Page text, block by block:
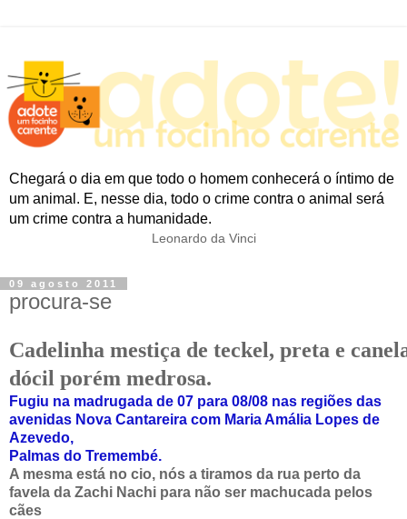
Chegará o dia em que todo o homem conhecerá o íntimo de
um animal. E, nesse dia, todo o crime contra o animal será
um crime contra a humanidade.
Leonardo da Vinci
09 agosto 2011
procura-se
Cadelinha mestiça de teckel, preta e
dócil porém medrosa.
Fugiu na madrugada de 07 para 08/08 nas regiões das
avenidas Nova Cantareira com Maria Amália Lopes de
Azevedo,
Palmas do Tremembé.
A mesma está no cio, nós a tiramos da rua perto da
favela da Zachi Nachi para não ser machucada pelos
cães